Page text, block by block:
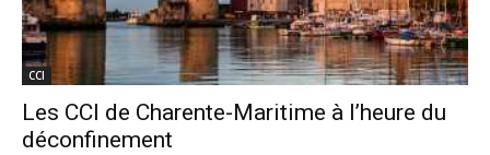
CCI
Les CCI de Charente-Maritime à l’heure du
déconfinement